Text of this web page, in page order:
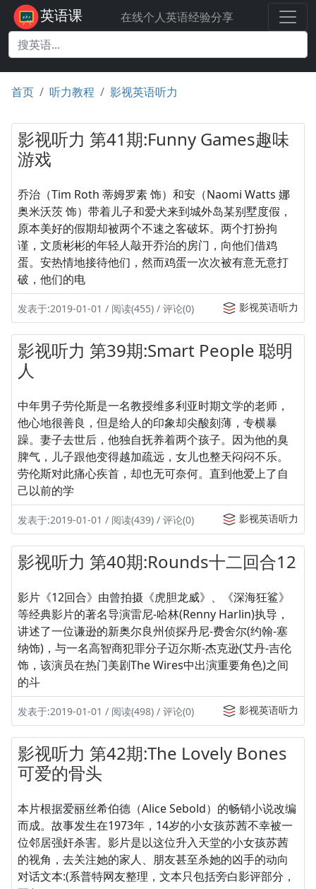
英语课 在线个人英语经验分享
首页 听力教程 影视英语听力
影视听力 第41期:Funny Games趣味
游戏
乔治（Tim Roth 蒂姆罗素 饰）和安（Naomi Watts 娜
奥米沃茨 饰）带着儿子和爱犬来到城外岛某别墅度假，
原本美好的假期却被两个不速之客破坏。两个打扮拘
谨，文质彬彬的年轻人敲开乔治的房门，向他们借鸡
蛋。安热情地接待他们，然而鸡蛋一次次被有意无意打
破，他们的电
发表于:2019-01-01 / 阅读(455) / 评论(0) 影视英语听力
影视听力 第39期:Smart People 聪明
人
中年男子劳伦斯是一名教授维多利亚时期文学的老师，
他心地很善良，但是给人的印象却尖酸刻薄，专横暴
躁。妻子去世后，他独自抚养着两个孩子。因为他的臭
脾气，儿子跟他变得越加疏远，女儿也整天闷闷不乐。
劳伦斯对此痛心疾首，却也无可奈何。直到他爱上了自
己以前的学
发表于:2019-01-01 / 阅读(439) / 评论(0) 影视英语听力
影视听力 第40期:Rounds十二回合12
影片《12回合》由曾拍摄《虎胆龙威》、《深海狂鲨》
等经典影片的著名导演雷尼-哈林(Renny Harlin)执导，
讲述了一位谦逊的新奥尔良州侦探丹尼-费舍尔(约翰-塞
纳饰)，与一名高智商犯罪分子迈尔斯-杰克逊(艾丹-吉伦
饰，该演员在热门美剧The Wires中出演重要角色)之间
的斗
发表于:2019-01-01 / 阅读(498) / 评论(0) 影视英语听力
影视听力 第42期:The Lovely Bones
可爱的骨头
本片根据爱丽丝希伯德（Alice Sebold）的畅销小说改编
而成。故事发生在1973年，14岁的小女孩苏茜不幸被一
位邻居强奸杀害。影片是以这位升入天堂的小女孩苏茜
的视角，去关注她的家人、朋友甚至杀她的凶手的动向
对话文本:(系普特网友整理，文本只包括旁白影评部分，